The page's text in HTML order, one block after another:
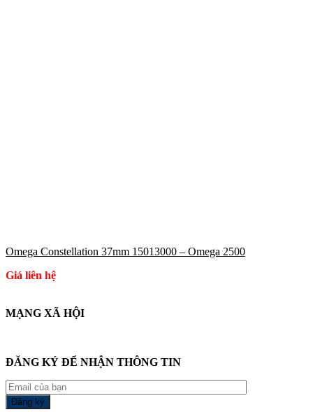
Omega Constellation 37mm 15013000 – Omega 2500
Giá liên hệ
MẠNG XÃ HỘI
ĐĂNG KÝ ĐỂ NHẬN THÔNG TIN